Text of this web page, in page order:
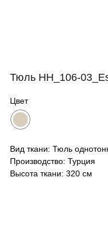
Тюль HH_106-
Цвет
Вид ткани: Тюль
Производство: Турция
Высота ткани: 320 см